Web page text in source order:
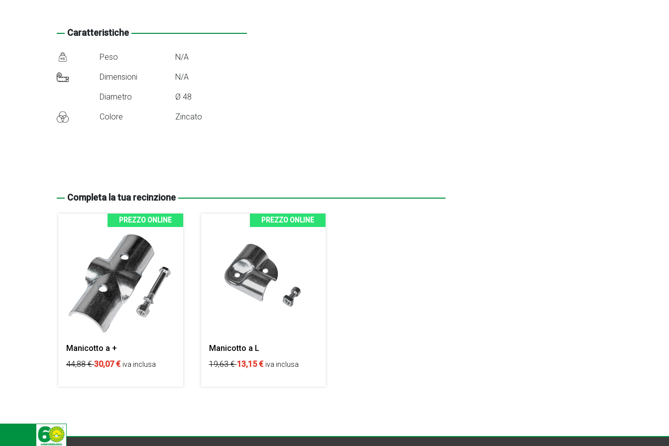
Caratteristiche
Peso N/A
Dimensioni N/A
Diametro Ø 48
Colore Zincato
Completa la tua recinzione
PREZZO ONLINE
Manicotto a +
44,88€ 30,07€ iva inclusa
PREZZO ONLINE
Manicotto a L
19,63€ 13,15€ iva inclusa